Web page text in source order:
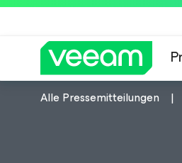
Alle Pressemitteilungen